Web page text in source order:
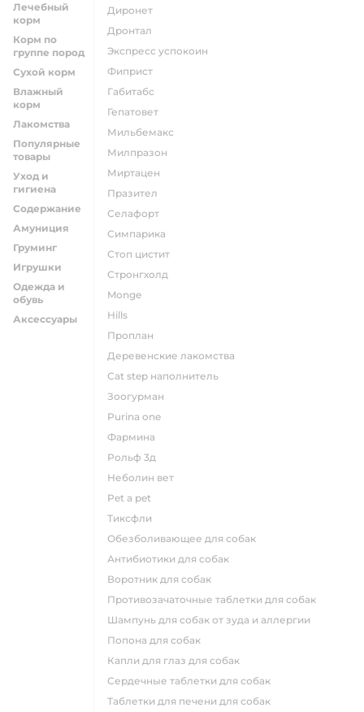
Лечебный
корм
Корм по
группе пород
Сухой корм
Влажный
корм
Лакомства
Популярные
товары
Уход и
гигиена
Содержание
Амуниция
Груминг
Игрушки
Одежда и
обувь
Аксессуары
диронет
дронтал
экспресс успокоин
фиприст
габитабс
гепатовет
мильбемакс
милпразон
миртацен
празител
селафорт
симпарика
стоп цистит
стронгхолд
monge
hills
проплан
деревенские лакомства
cat step наполнитель
зоогурман
purina one
фармина
рольф 3д
неболин вет
pet a pet
тиксфли
обезболивающее для собак
антибиотики для собак
воротник для собак
противозачаточные таблетки для собак
шампунь для собак от зуда и аллергии
попона для собак
капли для глаз для собак
сердечные таблетки для собак
таблетки для печени для собак